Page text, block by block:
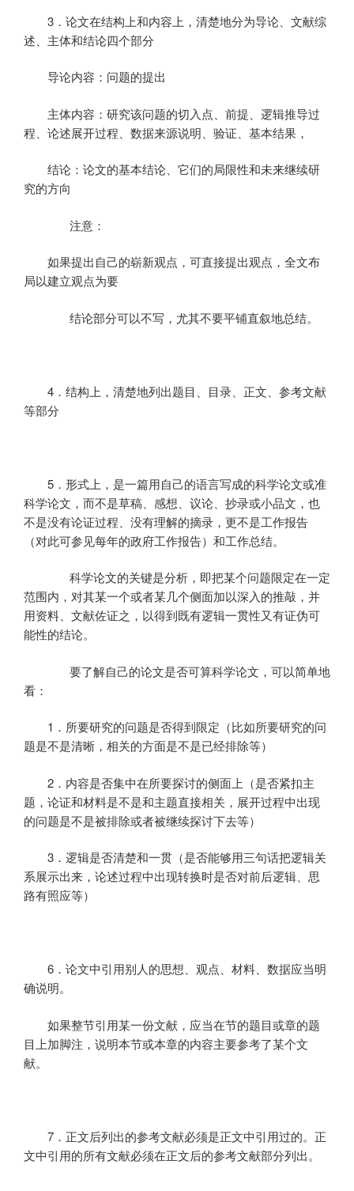
3 ．论文在结构上和内容上，清楚地分为导论、文献综
述、主体和结论四个部分
导论内容：问题的提出
主体内容：研究该问题的切入点、前提、逻辑推导过
程、论述展开过程、数据来源说明、验证、基本结果，
结论：论文的基本结论、它们的局限性和未来继续研
究的方向
注意：
如果提出自己的崭新观点，可直接提出观点，全文布
局以建立观点为要
结论部分可以不写，尤其不要平铺直叙地总结。
4 ．结构上，清楚地列出题目、目录、正文、参考文献
等部分
5 ．形式上，是一篇用自己的语言写成的科学论文或准
科学论文，而不是草稿、感想、议论、抄录或小品文，也
不是没有论证过程、没有理解的摘录，更不是工作报告
（对此可参见每年的政府工作报告）和工作总结。
科学论文的关键是分析，即把某个问题限定在一定
范围内，对其某一个或者某几个侧面加以深入的推敲，并
用资料、文献佐证之，以得到既有逻辑一贯性又有证伪可
能性的结论。
要了解自己的论文是否可算科学论文，可以简单地
看：
1． 所要研究的问题是否得到限定（比如所要研究的问
题是不是清晰，相关的方面是不是已经排除等）
2． 内容是否集中在所要探讨的侧面上（是否紧扣主
题，论证和材料是不是和主题直接相关，展开过程中出现
的问题是不是被排除或者被继续探讨下去等）
3． 逻辑是否清楚和一贯（是否能够用三句话把逻辑关
系展示出来，论述过程中出现转换时是否对前后逻辑、思
路有照应等）
6． 论文中引用别人的思想、观点、材料、数据应当明
确说明。
如果整节引用某一份文献，应当在节的题目或章的题
目上加脚注，说明本节或本章的内容主要参考了某个文
献。
7． 正文后列出的参考文献必须是正文中引用过的。正
文中引用的所有文献必须在正文后的参考文献部分列出。